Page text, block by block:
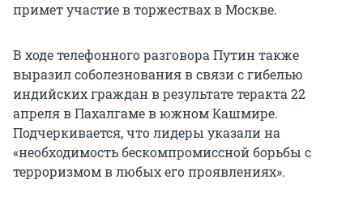
примет участие в торжествах в Москве.
В ходе телефонного разговора Путин также
выразил соболезнования в связи с гибелью
индийских граждан в результате теракта 22
апреля в Пахалгаме в южном Кашмире.
Подчеркивается, что лидеры указали на
«необходимость бескомпромиссной борьбы с
терроризмом в любых его проявлениях».